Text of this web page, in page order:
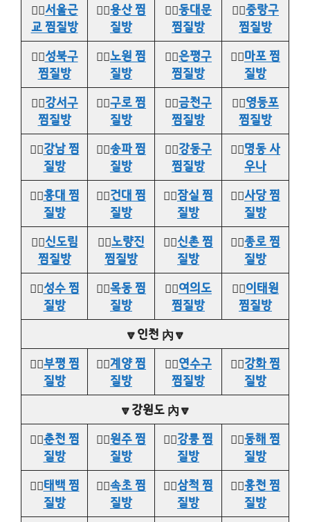
👉🏻서울근
교 찜질방
👉🏻용산 찜
질방
👉🏻동대문
찜질방
👉🏻중랑구
찜질방
👉🏻성북구
찜질방
👉🏻노원 찜
질방
👉🏻은평구
찜질방
👉🏻마포 찜
질방
👉🏻강서구
찜질방
👉🏻구로 찜
질방
👉🏻금천구
찜질방
👉🏻영등포
찜질방
👉🏻강남 찜
질방
👉🏻송파 찜
질방
👉🏻강동구
찜질방
👉🏻명동 사
우나
👉🏻홍대 찜
질방
👉🏻건대 찜
질방
👉🏻잠실 찜
질방
👉🏻사당 찜
질방
👉🏻신도림
찜질방
👉🏻노량진
찜질방
👉🏻신촌 찜
질방
👉🏻종로 찜
질방
👉🏻성수 찜
질방
👉🏻목동 찜
질방
👉🏻여의도
찜질방
👉🏻이태원
찜질방
🔽인천 內🔽
👉🏻부평 찜
질방
👉🏻계양 찜
질방
👉🏻연수구
찜질방
👉🏻강화 찜
질방
🔽강원도 內🔽
👉🏻춘천 찜
질방
👉🏻원주 찜
질방
👉🏻강릉 찜
질방
👉🏻동해 찜
질방
👉🏻태백 찜
질방
👉🏻속초 찜
질방
👉🏻삼척 찜
질방
👉🏻홍천 찜
질방